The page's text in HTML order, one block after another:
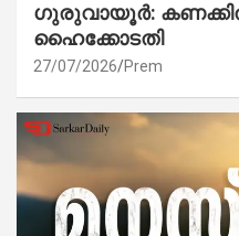
ഗുരുവായൂർ:
ഹൈക്കോടതി
27/07/2026 Prem